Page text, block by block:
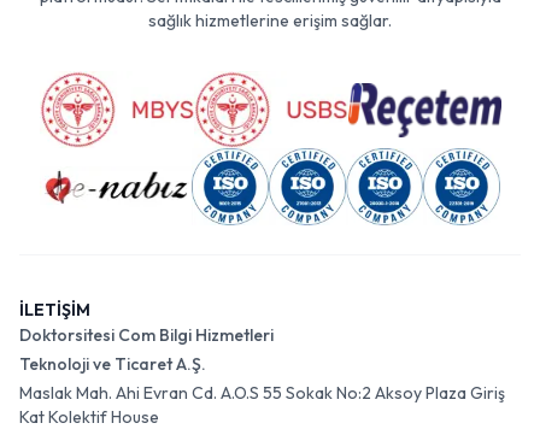
sağlık hizmetlerine erişim sağlar.
İLETİŞİM
Doktorsitesi Com Bilgi Hizmetleri
Teknoloji ve Ticaret A.Ş.
Maslak Mah. Ahi Evran Cd. A.O.S 55 Sokak No:2 Aksoy Plaza Giriş
Kat Kolektif House